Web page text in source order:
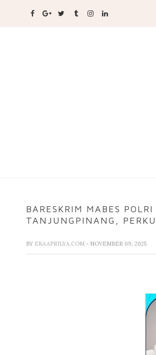
BARESKRIM MABES
TANJUNGPINANG,
BY EKAAPRILYA.COM - NOVEMBER 09, 2025